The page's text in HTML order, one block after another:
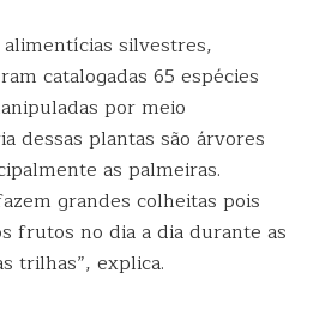
silvestres,
catalogadas 65 espécies
por meio
dessas plantas são árvores
as palmeiras.
grandes colheitas pois
frutos no dia a dia durante as
trilhas”, explica.